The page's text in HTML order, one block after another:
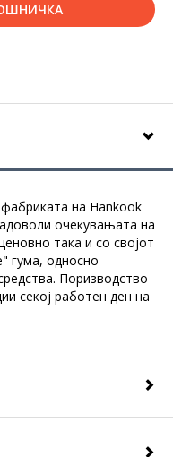
на Hankook
очекувањата на
така и со својот
гума, односно
Поризводство
секој работен ден на